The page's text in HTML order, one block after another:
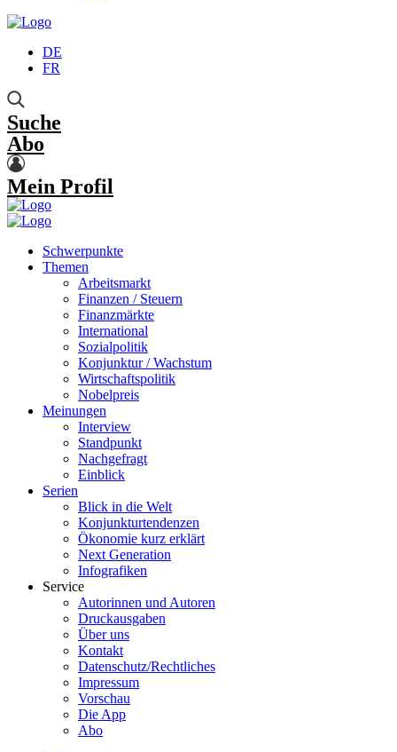
DE
FR
Suche
Abo
Mein Profil
Schwerpunkte
Themen
Arbeitsmarkt
Finanzen / Steuern
Finanzmärkte
International
Sozialpolitik
Konjunktur / Wachstum
Wirtschaftspolitik
Nobelpreis
Meinungen
Interview
Standpunkt
Nachgefragt
Einblick
Serien
Blick in die Welt
Konjunkturtendenzen
Ökonomie kurz erklärt
Next Generation
Infografiken
Service
Autorinnen und Autoren
Druckausgaben
Über uns
Kontakt
Datenschutz/Rechtliches
Impressum
Vorschau
Die App
Abo